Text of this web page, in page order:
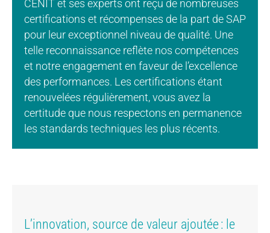
CENIT et ses experts ont reçu de nombreuses
certifications et récompenses de la part de SAP
pour leur exceptionnel niveau de qualité. Une
telle reconnaissance reflète nos compétences
et notre engagement en faveur de l’excellence
des performances. Les certifications étant
renouvelées régulièrement, vous avez la
certitude que nous respectons en permanence
les standards techniques les plus récents.
L’innovation, source de valeur ajoutée : le